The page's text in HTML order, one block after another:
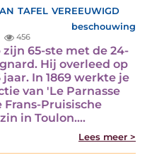
tafel vereeuwigd
beschouwing
456
65-ste met de 24-
Hij overleed op
jaar. In 1869 werkte je
van 'Le Parnasse
Pruisische
in Toulon.…
Lees meer >